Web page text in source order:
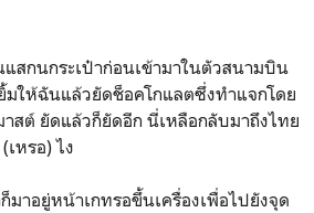
สกนกระเป๋าก่อนเข้ามาในตัวสนามบิน
ให้ฉันแล้วยัดช็อคโกแลตซึ่งทำแจกโดย
าสต์ ยัดแล้วก็ยัดอีก นี่เหลือกลับมาถึงไทย
เหรอ) ไง
มาอยู่หน้าเกทรอขึ้นเครื่องเพื่อไปยังจุด